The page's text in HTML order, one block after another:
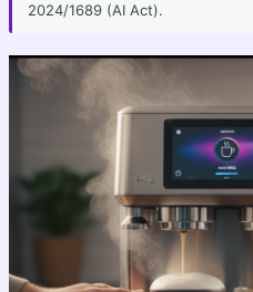
2024/1689 (AI Act).